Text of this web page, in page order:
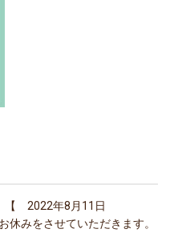
【 2022年8月11日
みをさせていただきます。